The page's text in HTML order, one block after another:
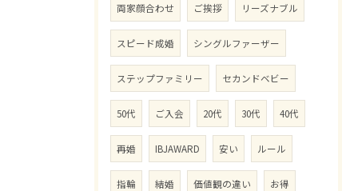
両家顔合わせ ご挨拶 リーズナブル
スピード成婚 シングルファーザー
ステップファミリー セカンドベビー
50代 ご入会 20代 30代 40代
再婚 IBJAWARD 安い ルール
指輪 結婚 価値観の違い お得